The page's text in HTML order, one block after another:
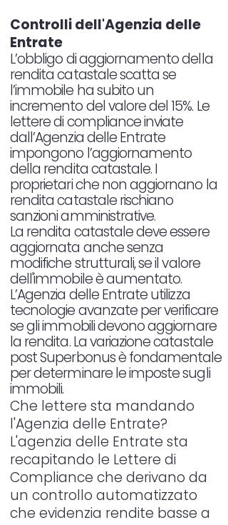
Controlli dell'Agenzia delle
Entrate
L’obbligo di aggiornamento della
rendita catastale scatta se
l’immobile ha subito un
incremento del valore del 15%. Le
lettere di compliance inviate
dall’Agenzia delle Entrate
impongono l’aggiornamento
della rendita catastale. I
proprietari che non aggiornano la
rendita catastale rischiano
sanzioni amministrative.
La rendita catastale deve essere
aggiornata anche senza
modifiche strutturali, se il valore
dell'immobile è aumentato.
L’Agenzia delle Entrate utilizza
tecnologie avanzate per verificare
se gli immobili devono aggiornare
la rendita. La variazione catastale
post Superbonus è fondamentale
per determinare le imposte sugli
immobili.
Che lettere sta mandando
l'Agenzia delle Entrate?
L'agenzia delle Entrate sta
recapitando le Lettere di
Compliance che derivano da
un controllo automatizzato
che evidenzia rendite basse a